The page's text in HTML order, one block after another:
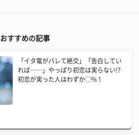
おすすめの記事
「イタ電がバレて絶交」「告白してい
れば……」やっぱり初恋は実らない!?
初恋が実った人はわずか◯%！